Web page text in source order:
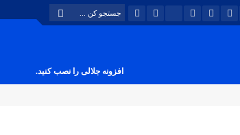
افزونه جلالی را نصب کنید.